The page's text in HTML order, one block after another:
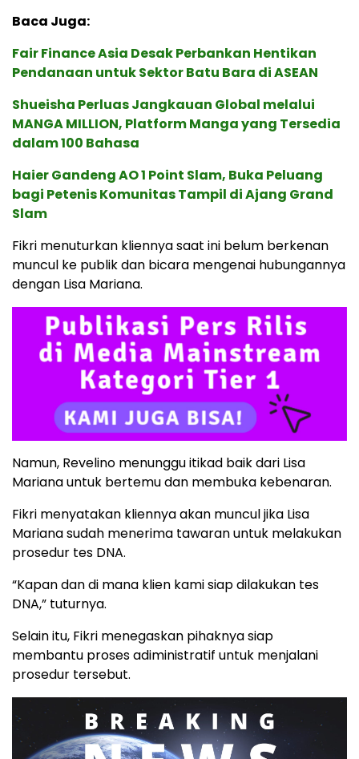
Baca Juga:
Fair Finance Asia Desak Perbankan Hentikan
Pendanaan untuk Sektor Batu Bara di ASEAN
Shueisha Perluas Jangkauan Global melalui
MANGA MILLION, Platform Manga yang Tersedia
dalam 100 Bahasa
Haier Gandeng AO 1 Point Slam, Buka Peluang
bagi Petenis Komunitas Tampil di Ajang Grand
Slam
Fikri menuturkan kliennya saat ini belum berkenan
muncul ke publik dan bicara mengenai hubungannya
dengan Lisa Mariana.
Namun, Revelino menunggu itikad baik dari Lisa
Mariana untuk bertemu dan membuka kebenaran.
Fikri menyatakan kliennya akan muncul jika Lisa
Mariana sudah menerima tawaran untuk melakukan
prosedur tes DNA.
“Kapan dan di mana klien kami siap dilakukan tes
DNA,” tuturnya.
Selain itu, Fikri menegaskan pihaknya siap
membantu proses adiministratif untuk menjalani
prosedur tersebut.